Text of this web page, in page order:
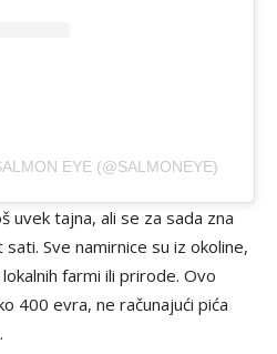
EYE (@SALMONEYE)
uvek tajna, ali se za sada zna
Sve namirnice su iz okoline,
farmi ili prirode. Ovo
400 evra, ne računajući pića